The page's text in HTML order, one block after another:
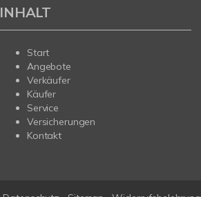
INHALT
Start
Angebote
Verkäufer
Käufer
Service
Versicherungen
Kontakt